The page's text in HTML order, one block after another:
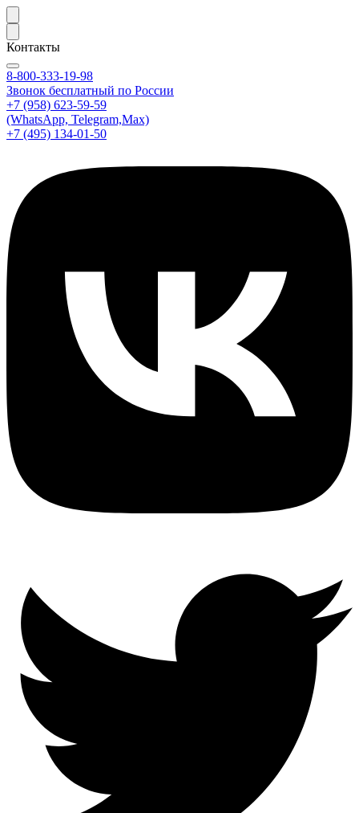
Контакты
8-800-333-19-98
Звонок бесплатный по России
+7 (958) 623-59-59
(WhatsApp, Telegram,Max)
+7 (495) 134-01-50